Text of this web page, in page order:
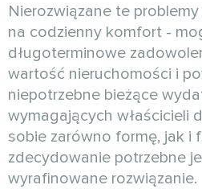
Nierozwiązane te
na codzienny komfort -
długoterminowe
wartość nieruchomości i
niepotrzebne bieżące
wymagających właścicieli
sobie zarówno formę, jak i
zdecydowanie potrzebne
wyrafinowane rozwiązanie.